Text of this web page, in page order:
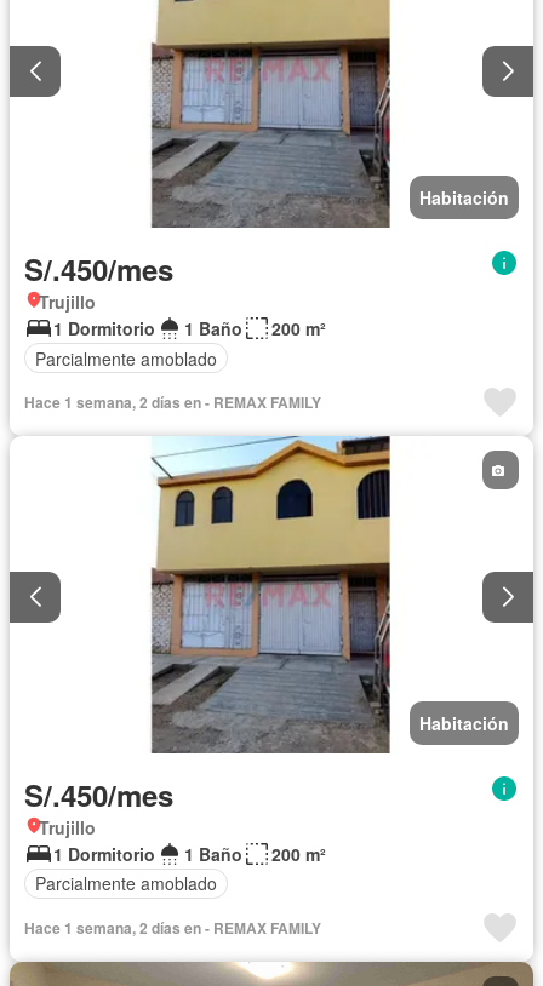
Habitación
S/.450/mes
Trujillo
1 Dormitorio
1 Baño
200 m²
Parcialmente amoblado
Hace 1 semana, 2 días en - REMAX FAMILY
Habitación
S/.450/mes
Trujillo
1 Dormitorio
1 Baño
200 m²
Parcialmente amoblado
Hace 1 semana, 2 días en - REMAX FAMILY